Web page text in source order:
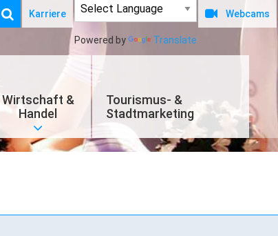
Karriere
Powered by Translate
Webcams
Wirtschaft &
Handel
Tourismus- &
Stadtmarketing